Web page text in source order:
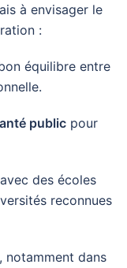
à envisager le
:
équilibre entre
public pour
des écoles
reconnues
, notamment dans